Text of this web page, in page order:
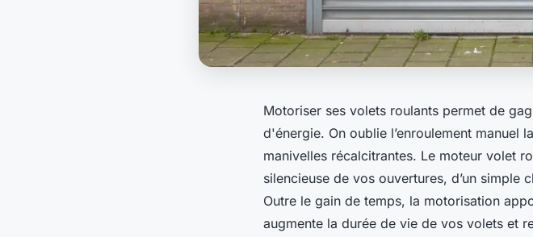
Motoriser ses volets roulants permet de
d'énergie. On oublie l’enroulement manuel
manivelles récalcitrantes. Le moteur volet
silencieuse de vos ouvertures, d’un
Outre le gain de temps, la motorisation
augmente la durée de vie de vos volets et